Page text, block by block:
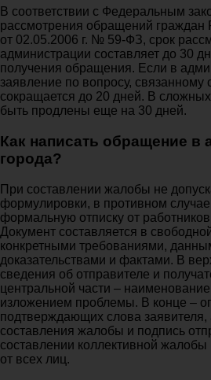
В соответствии с Федеральным
рассмотрения обращений граждан
от 02.05.2006 г. № 59-ФЗ, срок
администрации составляет до 30
получения обращения. Если в
заявление по вопросу, связанному
сокращается до 20 дней. В
быть продлены еще на 30 дней.
Как написать обращение в
города?
При составлении жалобы не
формулировки, в противном
формальную отписку от
Документ составляется в
конкретными требованиями,
доказательствами и фактами. В
сведения об отправителе и
центральной части –
изложением проблемы. В конце –
подтверждающих слова заявителя,
составления жалобы и подпись
составлении коллективной
от всех лиц.